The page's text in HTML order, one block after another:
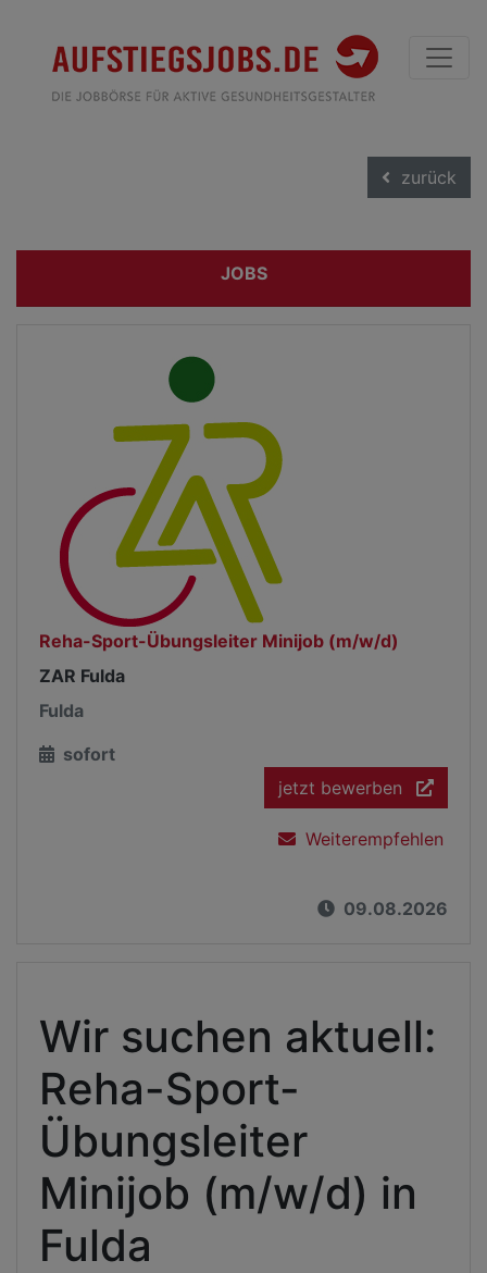
zurück
JOBS
Reha-Sport-Übungsleiter Minijob (m/w/d)
ZAR Fulda
Fulda
sofort
jetzt bewerben
Weiterempfehlen
09.08.2026
Wir suchen aktuell:
Reha-Sport-
Übungsleiter
Minijob (m/w/d) in
Fulda